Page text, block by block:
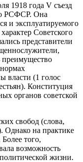
1918 года V съезд
РСФСР. Она
и эксплуатируемого
Советского
представители
власти (1 голос
Конституция
органов советской
свобод (слова,
Однако на практике
того,
возможность
жизни.